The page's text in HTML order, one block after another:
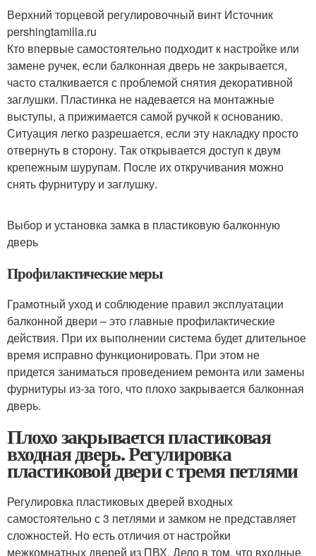
Верхний торцевой регулировочный винт Источник
pershingtamilla.ru
Кто впервые самостоятельно подходит к настройке или
замене ручек, если балконная дверь не закрывается,
часто сталкивается с проблемой снятия декоративной
заглушки. Пластинка не надевается на монтажные
выступы, а прижимается самой ручкой к основанию.
Ситуация легко разрешается, если эту накладку просто
отвернуть в сторону. Так открывается доступ к двум
крепежным шурупам. После их откручивания можно
снять фурнитуру и заглушку.
Выбор и установка замка в пластиковую балконную
дверь
Профилактические меры
Грамотный уход и соблюдение правил эксплуатации
балконной двери – это главные профилактические
действия. При их выполнении система будет длительное
время исправно функционировать. При этом не
придется заниматься проведением ремонта или замены
фурнитуры из-за того, что плохо закрывается балконная
дверь.
Плохо закрывается пластиковая
входная дверь. Регулировка
пластиковой двери с тремя петлями
Регулировка пластиковых дверей входных
самостоятельно с 3 петлями и замком не представляет
сложностей. Но есть отличия от настройки
межкомнатных дверей из ПВХ. Дело в том, что входные